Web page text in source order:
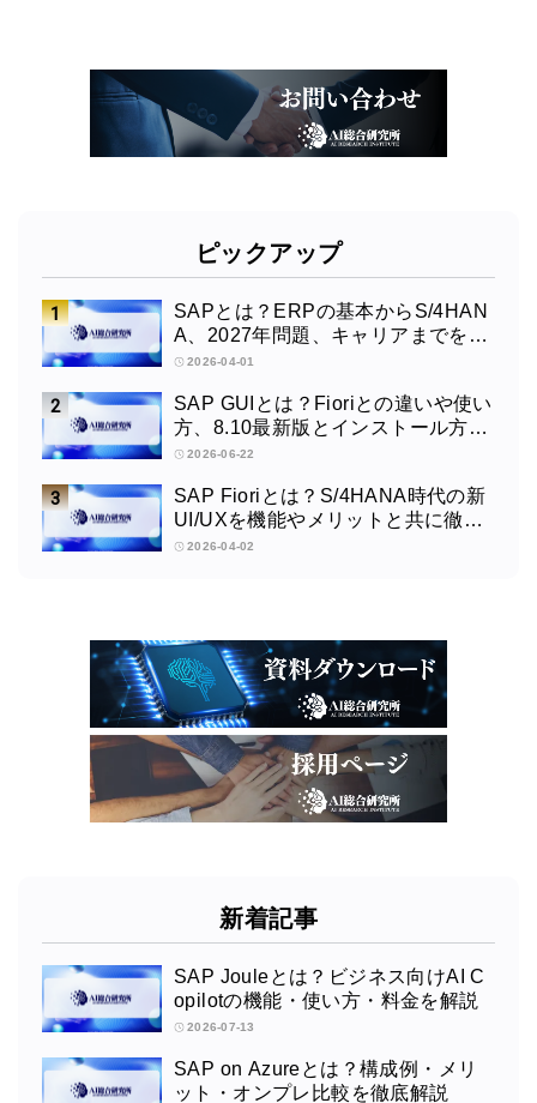
ピックアップ
SAPとは？ERPの基本からS/4HAN
A、2027年問題、キャリアまでを徹
底解説
2026-04-01
SAP GUIとは？Fioriとの違いや使い
方、8.10最新版とインストール方法
を解説
2026-06-22
SAP Fioriとは？S/4HANA時代の新
UI/UXを機能やメリットと共に徹底
解説
2026-04-02
新着記事
SAP Jouleとは？ビジネス向けAI C
opilotの機能・使い方・料金を解説
2026-07-13
SAP on Azureとは？構成例・メリ
ット・オンプレ比較を徹底解説